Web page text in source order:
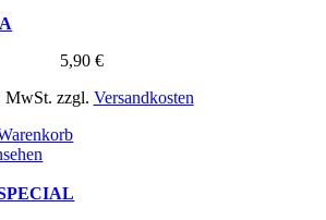
5,90 €
MwSt. zzgl. Versandkosten